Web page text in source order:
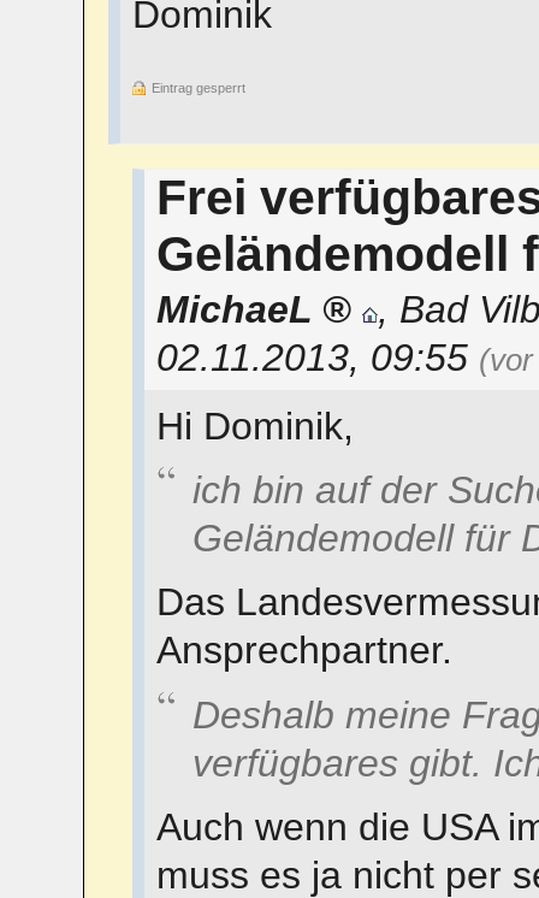
Dominik
Eintrag gesperrt
Frei
Geländemodell
MichaeL , Bad
02.11.2013, 09:55
Hi Dominik,
ich bin auf der
Geländemodell für
Das
Ansprechpartner.
Deshalb meine
verfügbares gibt.
Auch wenn die USA
muss es ja nicht per